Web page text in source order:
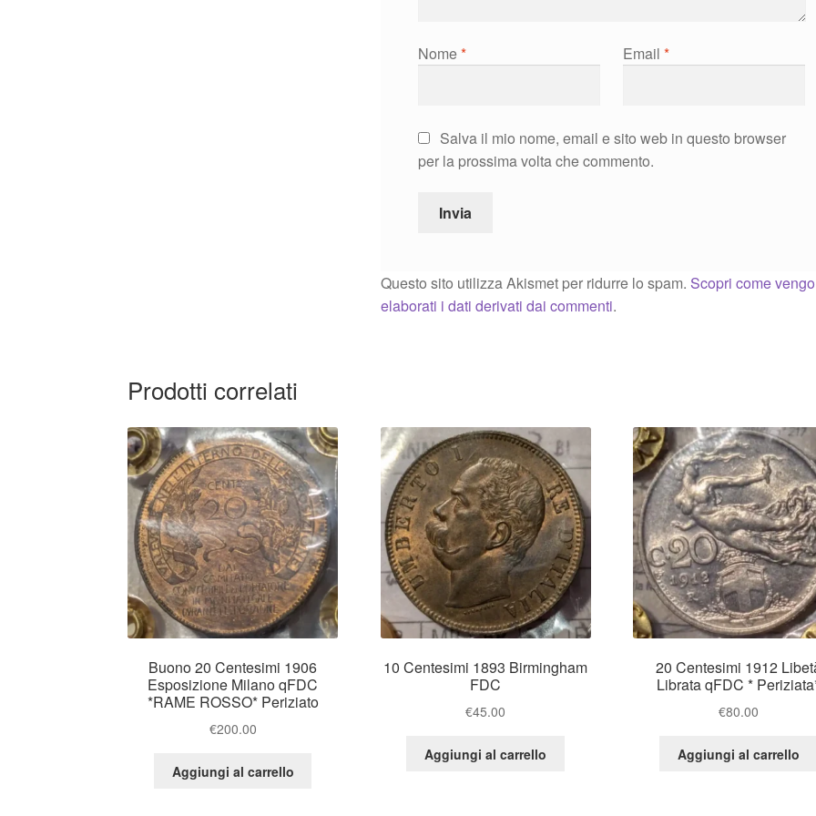
Nome* Email*
Salva il mio nome, email e sito web in questo browser
per la prossima volta che commento.
Questo sito utilizza Akismet per ridurre lo spam. Scopri come
elaborati i dati derivati dai commenti.
Prodotti correlati
Buono 20 Centesimi 1906
Esposizione Milano qFDC
*RAME ROSSO* Periziato
€200.00
Aggiungi al carrello
10 Centesimi 1893 Birmingham
FDC
€45.00
Aggiungi al carrello
20 Centesimi 1912
Librata qFDC *
€80.00
Aggiungi al carrello